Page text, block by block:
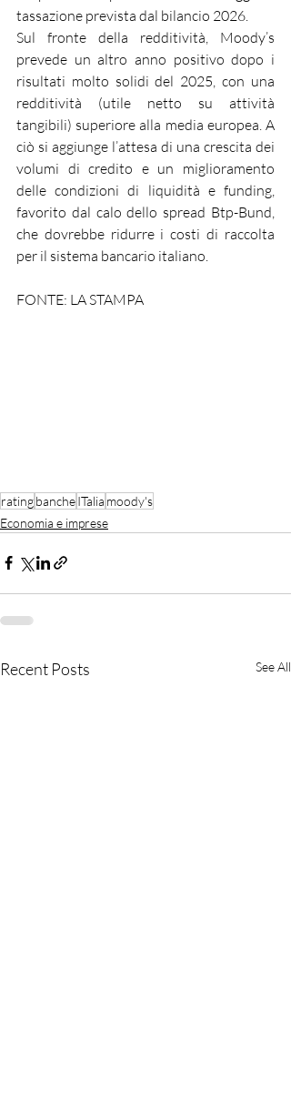
tassazione prevista dal bilancio 2026.
Sul fronte della redditività, Moody’s
prevede un altro anno positivo dopo i
risultati molto solidi del 2025, con una
redditività (utile netto su attività
tangibili) superiore alla media europea. A
ciò si aggiunge l’attesa di una crescita dei
volumi di credito e un miglioramento
delle condizioni di liquidità e funding,
favorito dal calo dello spread Btp-Bund,
che dovrebbe ridurre i costi di raccolta
per il sistema bancario italiano.
FONTE: LA STAMPA
ratingbancheITalia moody's
Economia e imprese
Recent Posts See All